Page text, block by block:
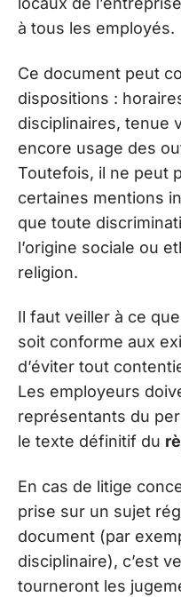
à tous les employés.
Ce document peut
dispositions :
disciplinaires, tenue
encore usage des
Toutefois, il ne peut
certaines mentions
que toute
l’origine sociale ou
religion.
Il faut veiller à ce
soit conforme aux
d’éviter tout
Les employeurs
représentants du
le texte définitif du
En cas de litige
prise sur un sujet
document (par
disciplinaire), c’est
tourneront les